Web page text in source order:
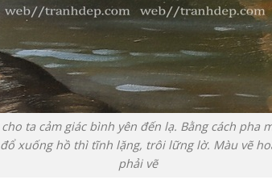
ta cảm giác bình yên đến lạ. Bằng cách
xuống hồ thì tĩnh lặng, trôi lững lờ. Màu vẽ
phải vẽ